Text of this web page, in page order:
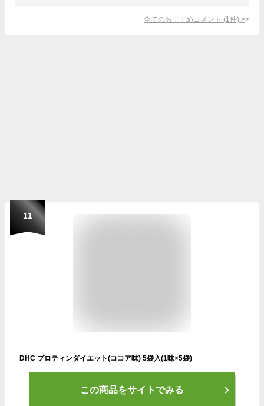
全てのおすすめコメント (1 件) >
11
DHC プロティンダイエット(ココア味) 5袋入(1味×5袋)
この商品をサイトでみる